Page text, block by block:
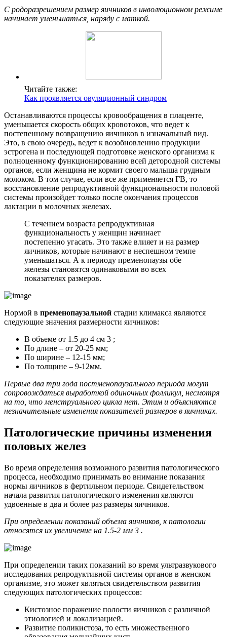
С родоразрешением размер яичников в инволюционном режиме
начинает уменьшаться, наряду с маткой.
Читайте также:
Как проявляется овуляционный синдром
Останавливаются процессы кровообращения в плаценте,
уменьшается скорость общих кровотоков, что ведет к
постепенному возвращению яичников в изначальный вид.
Это, в свою очередь, ведет к возобновлению продукции
эстрогена и последующей подготовке женского организма к
полноценному функционированию всей детородной системы
органов, если женщина не кормит своего малыша грудным
молоком. В том случае, если все же применяется ГВ, то
восстановление репродуктивной функциональности половой
системы произойдет только после окончания процессов
лактации в молочных железах.
С течением возраста репродуктивная
функциональность у женщин начинает
постепенно угасать. Это также влияет и на размер
яичников, которые начинают в неспешном темпе
уменьшаться. А к периоду пременопаузы обе
железы становятся одинаковыми во всех
показателях размеров.
Нормой в пременопаузальной стадии климакса являются
следующие значения размерности яичников:
В объеме от 1.5 до 4 см 3 ;
По длине – от 20-25 мм;
По ширине – 12-15 мм;
По толщине – 9-12мм.
Первые два три года постменопаузального периода могут
сопровождаться выработкой одиночных фолликул, несмотря
на то, что менструального цикла нет. Этим и объясняются
незначительные изменения показателей размеров в яичниках.
Патологические причины изменения
половых желез
Во время определения возможного развития патологического
процесса, необходимо принимать во внимание показания
нормы яичников в фертильном периоде. Свидетельством
начала развития патологического изменения являются
удвоенные в два и более раз размеры яичников.
При определении показаний объема яичников, к патологии
относятся их увеличение на 1.5-2 мм 3 .
При определении таких показаний во время ультразвукового
исследования репродуктивной системы органов в женском
организме, это может являться свидетельством развития
следующих патологических процессов:
Кистозное поражение полости яичников с различной
этиологией и локализацией.
Развитие поликистоза, то есть множественного